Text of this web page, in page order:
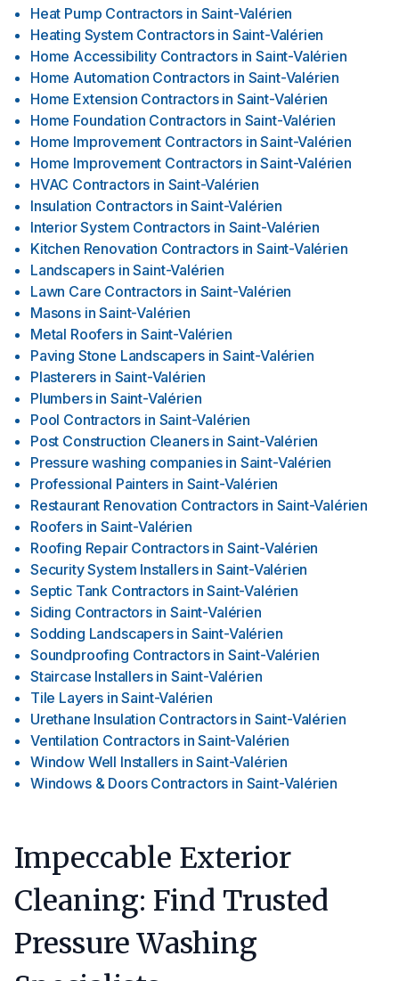
Heat Pump Contractors in Saint-Valérien
Heating System Contractors in Saint-Valérien
Home Accessibility Contractors in Saint-Valérien
Home Automation Contractors in Saint-Valérien
Home Extension Contractors in Saint-Valérien
Home Foundation Contractors in Saint-Valérien
Home Improvement Contractors in Saint-Valérien
Home Improvement Contractors in Saint-Valérien
HVAC Contractors in Saint-Valérien
Insulation Contractors in Saint-Valérien
Interior System Contractors in Saint-Valérien
Kitchen Renovation Contractors in Saint-Valérien
Landscapers in Saint-Valérien
Lawn Care Contractors in Saint-Valérien
Masons in Saint-Valérien
Metal Roofers in Saint-Valérien
Paving Stone Landscapers in Saint-Valérien
Plasterers in Saint-Valérien
Plumbers in Saint-Valérien
Pool Contractors in Saint-Valérien
Post Construction Cleaners in Saint-Valérien
Pressure washing companies in Saint-Valérien
Professional Painters in Saint-Valérien
Restaurant Renovation Contractors in Saint-Valérien
Roofers in Saint-Valérien
Roofing Repair Contractors in Saint-Valérien
Security System Installers in Saint-Valérien
Septic Tank Contractors in Saint-Valérien
Siding Contractors in Saint-Valérien
Sodding Landscapers in Saint-Valérien
Soundproofing Contractors in Saint-Valérien
Staircase Installers in Saint-Valérien
Tile Layers in Saint-Valérien
Urethane Insulation Contractors in Saint-Valérien
Ventilation Contractors in Saint-Valérien
Window Well Installers in Saint-Valérien
Windows & Doors Contractors in Saint-Valérien
Impeccable Exterior
Cleaning: Find Trusted
Pressure Washing